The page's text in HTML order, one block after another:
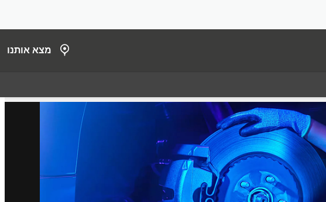
מצא אותנו